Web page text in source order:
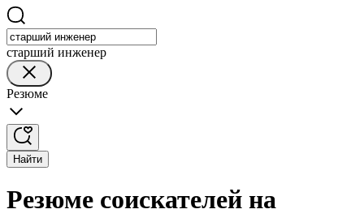
старший инженер
Резюме
Найти
Резюме соискателей на